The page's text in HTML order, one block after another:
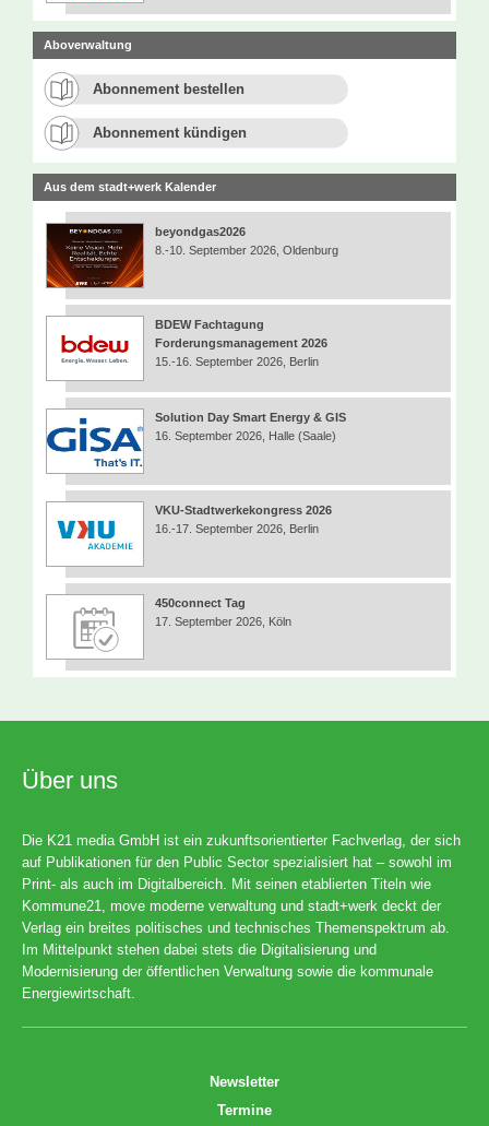
Aboverwaltung
Abonnement bestellen
Abonnement kündigen
Aus dem stadt+werk Kalender
beyondgas2026
8.-10. September 2026, Oldenburg
BDEW Fachtagung
Forderungsmanagement 2026
15.-16. September 2026, Berlin
Solution Day Smart Energy & GIS
16. September 2026, Halle (Saale)
VKU-Stadtwerkekongress 2026
16.-17. September 2026, Berlin
450connect Tag
17. September 2026, Köln
Über uns
Die K21 media GmbH ist ein zukunftsorientierter Fachverlag, der sich
auf Publikationen für den Public Sector spezialisiert hat – sowohl im
Print- als auch im Digitalbereich. Mit seinen etablierten Titeln wie
Kommune21, move moderne verwaltung und stadt+werk deckt der
Verlag ein breites politisches und technisches Themenspektrum ab.
Im Mittelpunkt stehen dabei stets die Digitalisierung und
Modernisierung der öffentlichen Verwaltung sowie die kommunale
Energiewirtschaft.
Newsletter
Termine